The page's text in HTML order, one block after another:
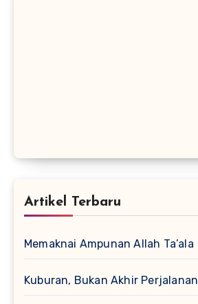
Artikel Terbaru
Memaknai Ampunan Allah Ta’ala
Kuburan, Bukan Akhir Perjalanan